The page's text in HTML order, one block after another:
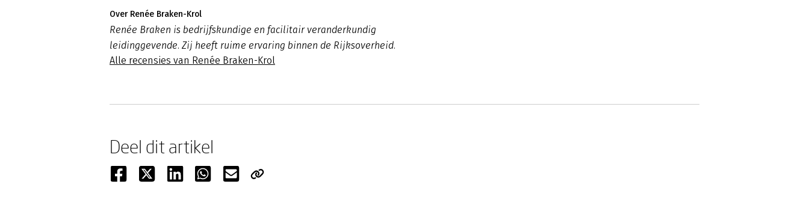
Over Renée Braken-Krol
Renée Braken is bedrijfskundige en facilitair veranderkundig
leidinggevende. Zij heeft ruime ervaring binnen de Rijksoverheid.
Alle recensies van Renée Braken-Krol
Deel dit artikel